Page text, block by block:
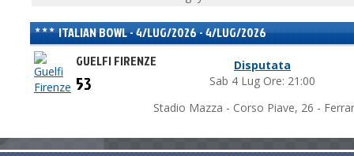
ITALIAN BOWL - 4/LUG/2026 - 4/LUG/2026
GUELFI FIRENZE
Disputata
Sab 4 Lug Ore: 21:00
53
Stadio Mazza - Corso Piave, 26 -